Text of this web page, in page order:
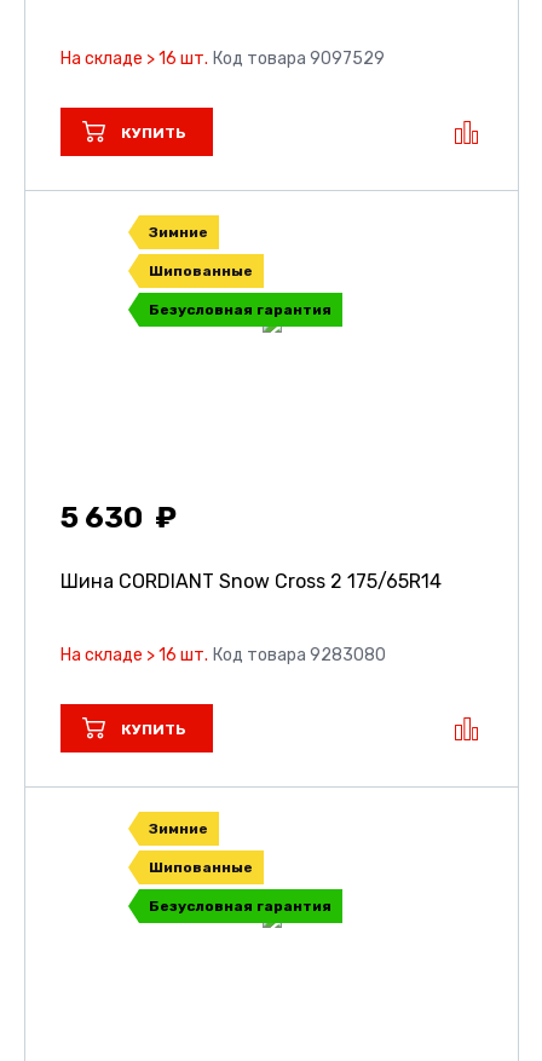
На складе > 16 шт. Код товара 9097529
КУПИТЬ
Зимние
Шипованные
Безусловная гарантия
5 630
Шина CORDIANT Snow Cross 2 175/65R14
На складе > 16 шт. Код товара 9283080
КУПИТЬ
Зимние
Шипованные
Безусловная гарантия